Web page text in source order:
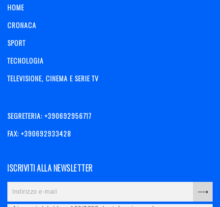
HOME
CRONACA
SPORT
TECNOLOGIA
TELEVISIONE, CINEMA E SERIE TV
SEGRETERIA: +390692956717
FAX: +390692933428
ISCRIVITI ALLA NEWSLETTER